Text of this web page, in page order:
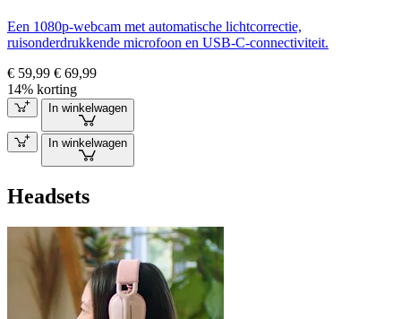
Een 1080p-webcam met automatische lichtcorrectie,
ruisonderdrukkende microfoon en USB-C-connectiviteit.
€ 59,99 € 69,99
14% korting
In winkelwagen
In winkelwagen
Headsets